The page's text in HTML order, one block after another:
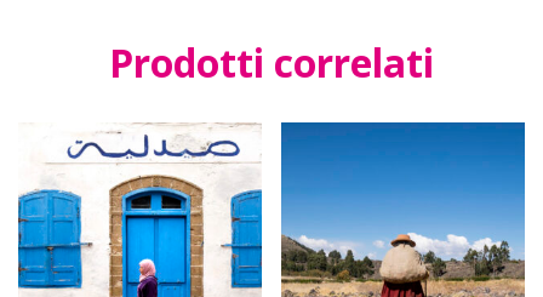
Prodotti correlati